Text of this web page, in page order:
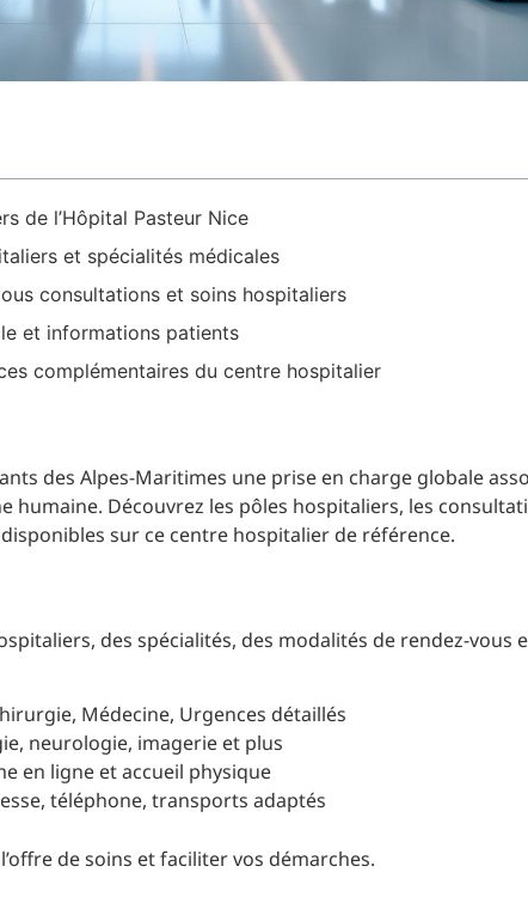
de l’Hôpital Pasteur Nice
et spécialités médicales
consultations et soins hospitaliers
et informations patients
complémentaires du centre hospitalier
des Alpes-Maritimes une prise en charge globale
humaine. Découvrez les pôles hospitaliers, les
sur ce centre hospitalier de référence.
des spécialités, des modalités de rendez-vous
Médecine, Urgences détaillés
neurologie, imagerie et plus
en ligne et accueil physique
téléphone, transports adaptés
de soins et faciliter vos démarches.